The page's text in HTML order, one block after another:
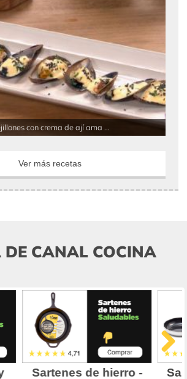
con crema de ají ama ...
Ver más recetas
CANAL COCINA